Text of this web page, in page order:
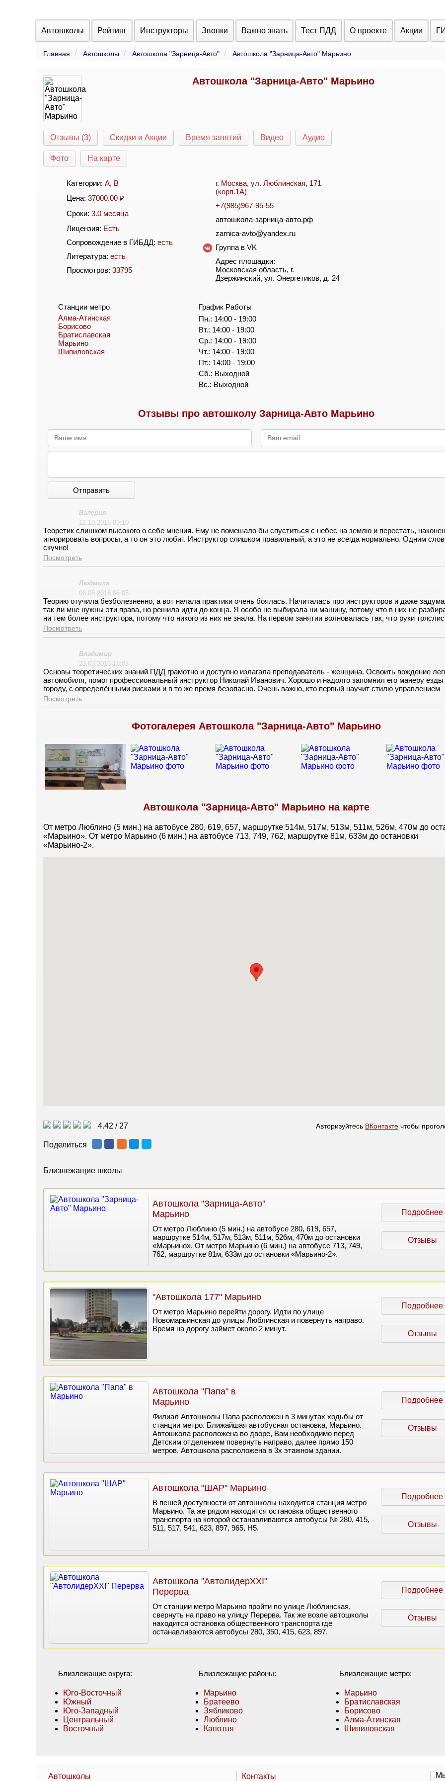
Автошколы Рейтинг Инструкторы Звонки Важно знать Тест ПДД О проекте Акции
Главная Автошколы Автошкола "Зарница-Авто" Автошкола "Зарница-Авто" Марьино
Автошкола "Зарница-Авто" Марьино
Отзывы (3) Скидки и Акции Время занятий Видео Аудио
Фото На карте
Категории:A, B
Цена:37000.00 ₽
Сроки:3.0 месяца
Лицензия: Есть
Сопровождение в ГИБДД:есть
Литература:есть
Просмотров:33795
г. Москва, ул. Люблинская, 171
(корп.1А)
+7(985)967-95-55
автошкола-зарница-авто.рф
zarnica-avto@yandex.ru
Группа в VK
Адрес площадки:
Московская область, г.
Дзержинский, ул. Энергетиков, д. 24
Станции метро
Алма-Атинская
Борисово
Братиславская
Марьино
Шипиловская
График Работы
Пн.: 14:00 - 19:00
Вт.: 14:00 - 19:00
Ср.: 14:00 - 19:00
Чт.: 14:00 - 19:00
Пт.: 14:00 - 19:00
Сб.: Выходной
Вс.: Выходной
Отзывы про автошколу Зарница-Авто Марьино
Отправить
Валерия
12.10.2016 09:10
Теоретик слишком высокого о себе мнения. Ему не помешало бы спуститься с небес на землю и перестать,
игнорировать вопросы, а то он это любит. Инструктор слишком правильный, а это не всегда нормально. Одним
скучно!
Посмотреть
Людмила
06.05.2016 06:05
Теорию отучила безболезненно, а вот начала практики очень боялась. Начиталась про инструкторов и даже
так ли мне нужны эти права, но решила идти до конца. Я особо не выбирала ни машину, потому что в них не
ни тем более инструктора, потому что никого из них не знала. На первом занятии волновалась так, что руки
даже как-то не заметила на каком этапе занятия я расслабилась и даже смогла ответить шуткой на шутку
Больше страха у меня не было!
Посмотреть
Владимир
22.03.2016 18:03
Основы теоретических знаний ПДД грамотно и доступно излагала преподаватель - женщина. Освоить вождение
автомобиля, помог профессиональный инструктор Николай Иванович. Хорошо и надолго запомнил его манеру езды
городу, с определёнными рисками и в то же время безопасно. Очень важно, кто первый научит стилю управлением
транспортным средством.
Посмотреть
Фотогалерея Автошкола "Зарница-Авто" Марьино
Автошкола "Зарница-Авто" Марьино на карте
От метро Люблино (5 мин.) на автобусе 280, 619, 657, маршрутке 514м, 517м, 513м, 511м, 526м, 470м до
«Марьино». От метро Марьино (6 мин.) на автобусе 713, 749, 762, маршрутке 81м, 633м до остановки
«Марьино-2».
4.42 / 27 Авторизуйтесь ВКонтакте чтобы
Поделиться
Близлежащие школы
Автошкола "Зарница-Авто"
Марьино
От метро Люблино (5 мин.) на автобусе 280, 619, 657,
маршрутке 514м, 517м, 513м, 511м, 526м, 470м до остановки
«Марьино». От метро Марьино (6 мин.) на автобусе 713, 749,
762, маршрутке 81м, 633м до остановки «Марьино-2».
Подробнее
Отзывы
"Автошкола 177" Марьино
От метро Марьино перейти дорогу. Идти по улице
Новомарьинская до улицы Люблинская и повернуть направо.
Время на дорогу займет около 2 минут.
Подробнее
Отзывы
Автошкола "Папа" в
Марьино
Филиал Автошколы Папа расположен в 3 минутах ходьбы от
станции метро. Ближайшая автобусная остановка, Марьино.
Автошкола расположена во дворе, Вам необходимо перед
Детским отделением повернуть направо, далее прямо 150
метров. Автошкола расположена в 3х этажном здании.
Подробнее
Отзывы
Автошкола "ШАР" Марьино
В пешей доступности от автошколы находится станция метро
Марьино. Та же рядом находится остановка общественного
транспорта на которой останавливаются автобусы № 280, 415,
511, 517, 541, 623, 897, 965, Н5.
Подробнее
Отзывы
Автошкола "АвтолидерХХI"
Перерва
От станции метро Марьино пройти по улице Люблинская,
свернуть на право на улицу Перерва. Так же возле автошколы
находится остановка общественного транспорта где
останавливаются автобусы 280, 350, 415, 623, 897.
Подробнее
Отзывы
Близлежащие округа:
Юго-Восточный
Южный
Юго-Западный
Центральный
Восточный
Близлежащие районы:
Марьино
Братеево
Зябликово
Люблино
Капотня
Близлежащие метро:
Марьино
Братиславская
Борисово
Алма-Атинская
Шипиловская
Автошколы Контакты